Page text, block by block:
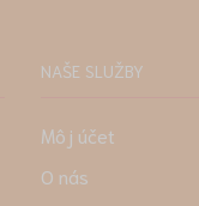
NAŠE SLUŽBY
Môj účet
O nás